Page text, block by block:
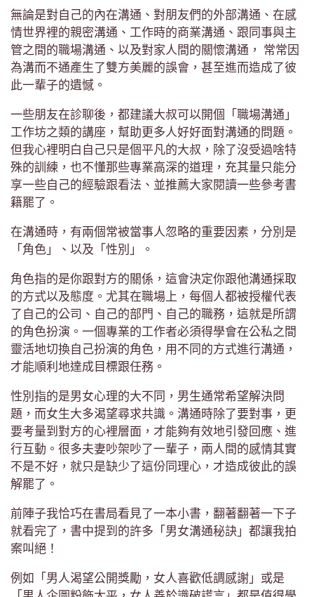
無論是對自己的內在溝通、對朋友們的外部溝通、在感
情世界裡的親密溝通、工作時的商業溝通、跟同事與主
管之間的職場溝通、以及對家人間的關懷溝通， 常常因
為溝而不通產生了雙方美麗的誤會，甚至進而造成了彼
此一輩子的遺憾。
一些朋友在診聊後，都建議大叔可以開個「職場溝通」
工作坊之類的講座，幫助更多人好好面對溝通的問題。
但我心裡明白自己只是個平凡的大叔，除了沒受過啥特
殊的訓練，也不懂那些專業高深的道理，充其量只能分
享一些自己的經驗跟看法、並推薦大家閱讀一些參考書
籍罷了。
在溝通時，有兩個常被當事人忽略的重要因素，分別是
「角色」、以及「性別」。
角色指的是你跟對方的關係，這會決定你跟他溝通採取
的方式以及態度。尤其在職場上，每個人都被授權代表
了自己的公司、自己的部門、自己的職務，這就是所謂
的角色扮演。一個專業的工作者必須得學會在公私之間
靈活地切換自己扮演的角色，用不同的方式進行溝通，
才能順利地達成目標跟任務。
性別指的是男女心理的大不同，男生通常希望解決問
題，而女生大多渴望尋求共識。溝通時除了要對事，更
要考量到對方的心裡層面，才能夠有效地引發回應、進
行互動。很多夫妻吵架吵了一輩子，兩人間的感情其實
不是不好，就只是缺少了這份同理心，才造成彼此的誤
解罷了。
前陣子我恰巧在書局看見了一本小書，翻著翻著一下子
就看完了，書中提到的許多「男女溝通秘訣」都讓我拍
案叫絕！
例如「男人渴望公開獎勵，女人喜歡低調感謝」或是